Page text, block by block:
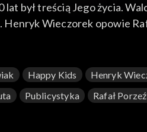
był treścią Jego życia.
Wieczorek opowie
Happy Kids Henryk
Publicystyka Rafał